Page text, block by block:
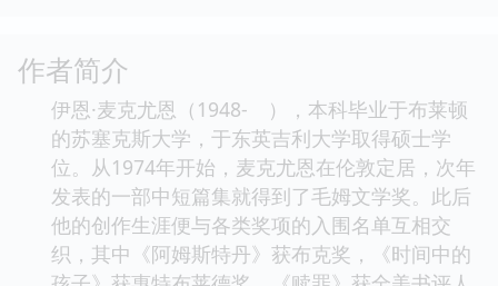
作者简介
伊恩·麦克尤恩（1948- ），本科毕业于布莱顿
的苏塞克斯大学，于东英吉利大学取得硕士学
位。从1974年开始，麦克尤恩在伦敦定居，次年
发表的一部中短篇集就得到了毛姆文学奖。此后
他的创作生涯便与各类奖项的入围名单互相交
织，其中《阿姆斯特丹》获布克奖，《时间中的